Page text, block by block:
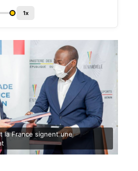
1x
la France signent une